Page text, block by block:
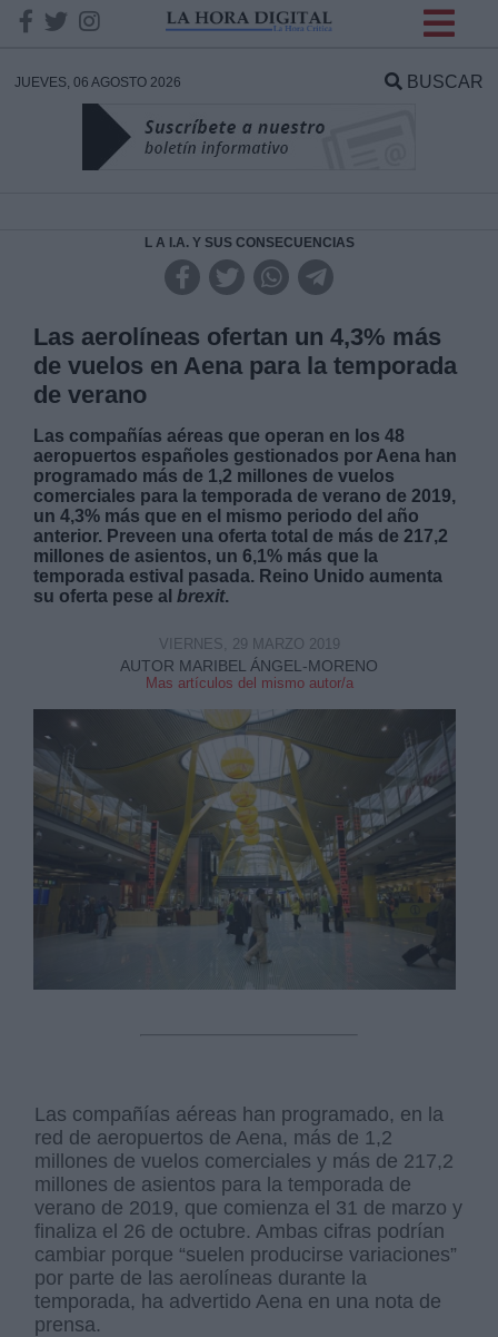
JUEVES, 06 AGOSTO 2026 BUSCAR
L A I.A. Y SUS CONSECUENCIAS
Las aerolíneas ofertan un 4,3% más
de vuelos en Aena para la temporada
de verano
Las compañías aéreas que operan en los 48
aeropuertos españoles gestionados por Aena han
programado más de 1,2 millones de vuelos
comerciales para la temporada de verano de 2019,
un 4,3% más que en el mismo periodo del año
anterior. Preveen una oferta total de más de 217,2
millones de asientos, un 6,1% más que la
temporada estival pasada. Reino Unido aumenta
su oferta pese albrexit.
AUTOR MARIBEL ÁNGEL-MORENO
Mas artículos del mismo autor/a
VIERNES, 29 MARZO 2019
Las compañías aéreas han programado, en la
red de aeropuertos de Aena, más de 1,2
millones de vuelos comerciales y más de 217,2
millones de asientos para la temporada de
verano de 2019, que comienza el 31 de marzo y
finaliza el 26 de octubre. Ambas cifras podrían
cambiar porque “suelen producirse variaciones”
por parte de las aerolíneas durante la
temporada, ha advertido Aena en una nota de
prensa.
DATOS
Responsable:
Legitimación:
Destinatarios:
link
Información adicional